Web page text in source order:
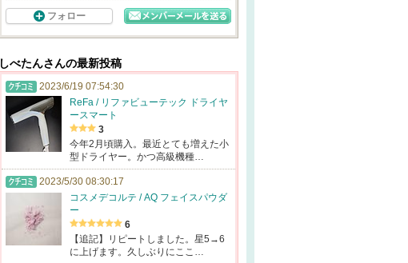
フォロー
しべたんさんの最新投稿
2023/6/19 07:54:30
ReFa / リファビューテック ドライヤ
ースマート
3
今年2月頃購入。最近とても増えた小
型ドライヤー。かつ高級機種…
2023/5/30 08:30:17
コスメデコルテ / AQ フェイスパウダ
ー
6
【追記】リピートしました。星5→6
に上げます。久しぶりにここ…